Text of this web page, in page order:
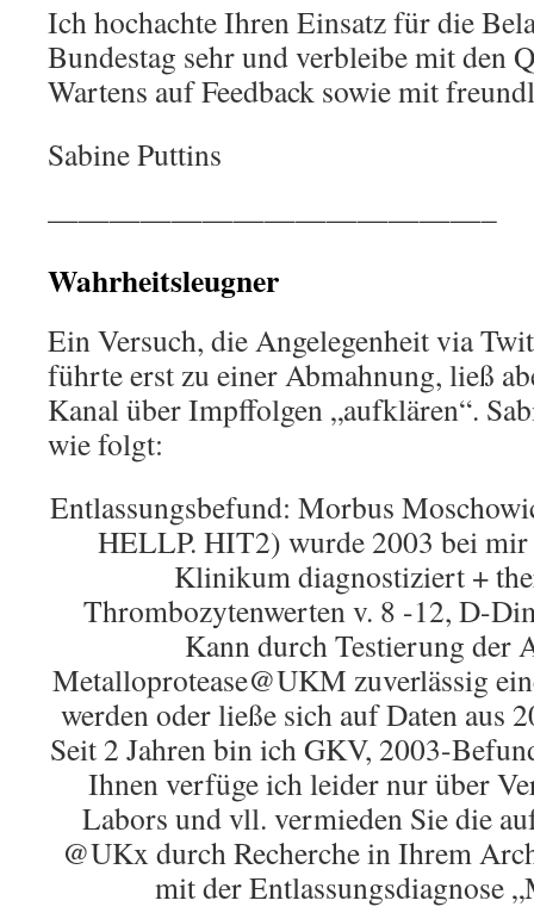
Ich hochachte Ihren Einsatz für die
Bundestag sehr und verbleibe mit den
Wartens auf Feedback sowie mit
Sabine Puttins
——————————————–
Wahrheitsleugner
Ein Versuch, die Angelegenheit via
führte erst zu einer Abmahnung, ließ
Kanal über Impffolgen „aufklären“.
wie folgt:
Entlassungsbefund: Morbus
HELLP. HIT2) wurde 2003 bei
Klinikum diagnostiziert +
Thrombozytenwerten v. 8 -12, D-
Kann durch Testierung der
Metalloprotease@UKM zuverlässig
werden oder ließe sich auf Daten aus
Seit 2 Jahren bin ich GKV, 2003-
Ihnen verfüge ich leider nur über
Labors und vll. vermieden Sie die
@UKx durch Recherche in Ihrem
mit der Entlassungsdiagnose